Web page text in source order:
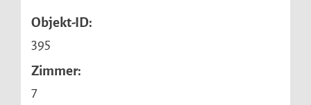
Objekt-ID:
395
Zimmer:
7